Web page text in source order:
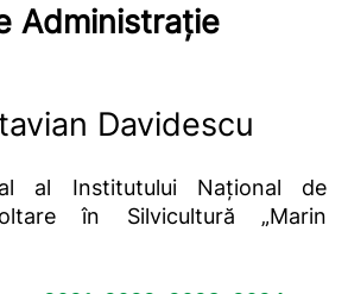
Administrație
Davidescu
al Institutului Național de
în Silvicultură „Marin